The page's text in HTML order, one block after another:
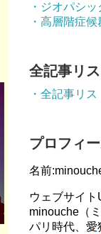
・ジオパシ
・高層階症候
全記事リス
・全記事リス
プロフィ
名前
ウェブサイト
minouche（
パリ時代、愛